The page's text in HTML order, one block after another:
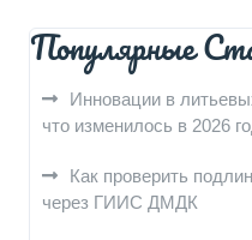
Популярные
Инновации в
что изменилось в 2026
Как проверить
через ГИИС ДМДК